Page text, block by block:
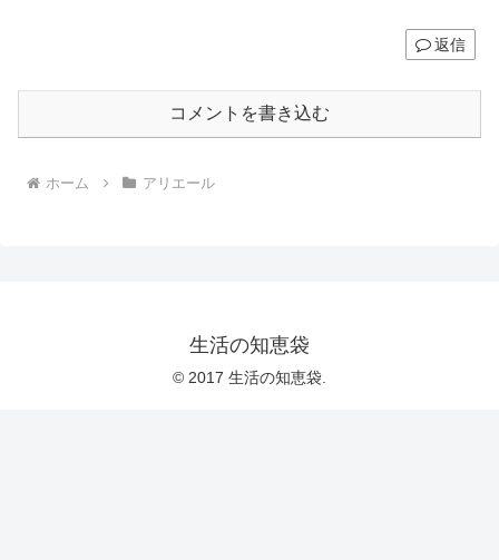
返信
コメントを書き込む
ホーム アリエール
生活の知恵袋
© 2017 生活の知恵袋.